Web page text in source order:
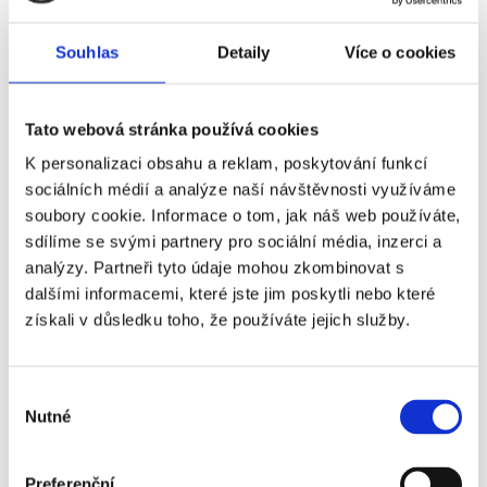
Souhlas Detaily Více o cookies
Tato webová stránka používá cookies
K personalizaci obsahu a reklam, poskytování funkcí
sociálních médií a analýze naší návštěvnosti využíváme
soubory cookie. Informace o tom, jak náš web používáte,
sdílíme se svými partnery pro sociální média, inzerci a
analýzy. Partneři tyto údaje mohou zkombinovat s
dalšími informacemi, které jste jim poskytli nebo které
získali v důsledku toho, že používáte jejich služby.
souhlasu
Nutné
CA OSASUNA - MÁLAGA CF
Často kladené otázky: